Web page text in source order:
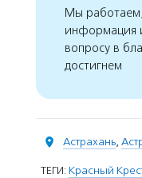
Мы работаем,
информация
вопросу в
достигнем
Астрахань,
ТЕГИ: Красный